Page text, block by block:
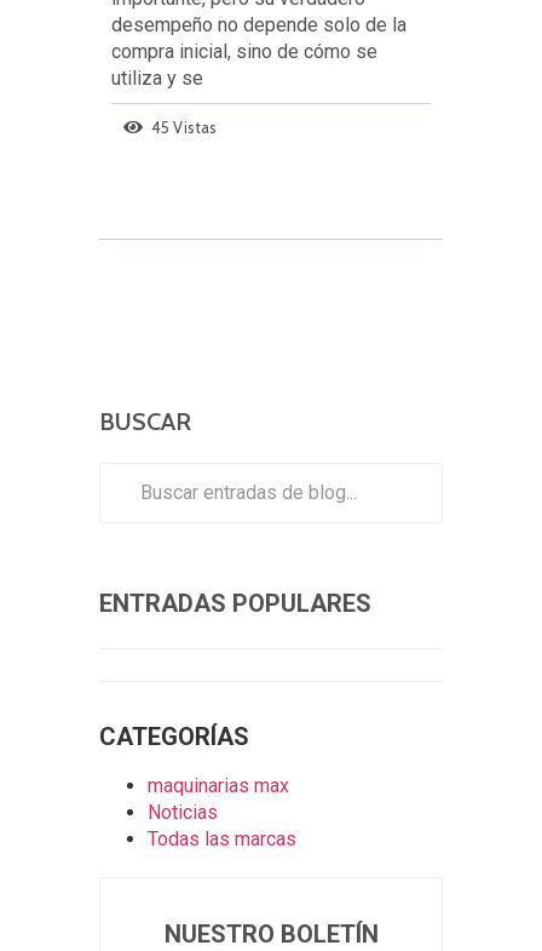
desempeño no depende solo de la
compra inicial, sino de cómo se
utiliza y se
45 Vistas
BUSCAR
ENTRADAS POPULARES
CATEGORÍAS
maquinarias max
Noticias
Todas las marcas
NUESTRO BOLETÍN